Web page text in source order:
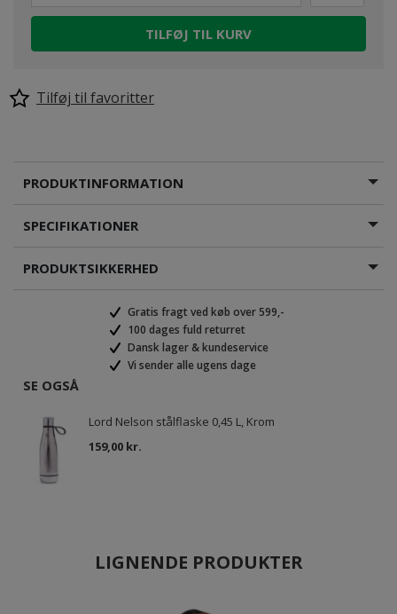
TILFØJ TIL KURV
Tilføj til favoritter
PRODUKTINFORMATION
SPECIFIKATIONER
PRODUKTSIKKERHED
Gratis fragt ved køb over 599,-
100 dages fuld returret
Dansk lager & kundeservice
Vi sender alle ugens dage
SE OGSÅ
Lord Nelson stålflaske 0,45 L, Krom
159,00 kr.
LIGNENDE PRODUKTER